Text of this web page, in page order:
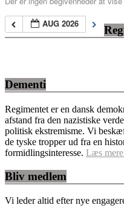
AUG 2026
Dementi
Regimentet er en dansk
afstand fra den nazistiske
politisk ekstremisme. Vi
de tyske tropper ud fra en
formidlingsinteresse. Læs
Bliv medlem
Vi leder altid efter nye